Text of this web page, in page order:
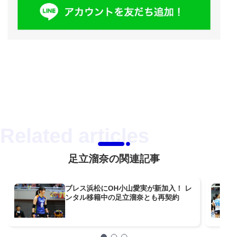
足立溜奈の関連記事
ブレス浜松にOH小山愛実が新加入！ レ
ンタル移籍中の足立溜奈とも再契約